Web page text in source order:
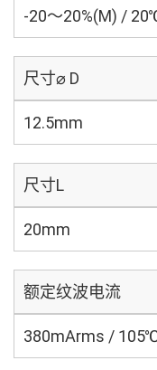
-20～20%(M) /
尺寸⌀ D
12.5mm
尺寸L
20mm
额定纹波电流
380mArms /